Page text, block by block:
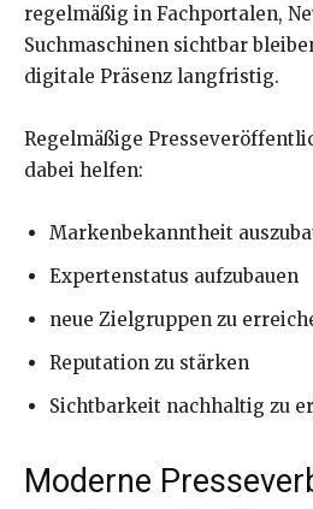
regelmäßig in Fachportalen,
Suchmaschinen sichtbar
digitale Präsenz langfristig.
Regelmäßige
dabei helfen:
Markenbekanntheit
Expertenstatus aufzubauen
neue Zielgruppen zu
Reputation zu stärken
Sichtbarkeit nachhaltig zu
Moderne